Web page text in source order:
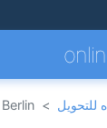
للتحويل > Berlin مقابل Los Angeles